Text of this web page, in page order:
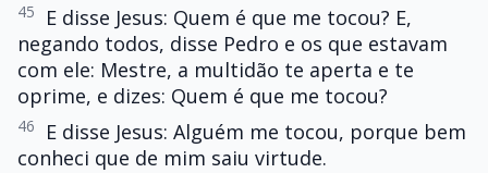
45
E disse Jesus: Quem é que me tocou? E,
negando todos, disse Pedro e os que estavam
com ele: Mestre, a multidão te aperta e te
oprime, e dizes: Quem é que me tocou?
46
E disse Jesus: Alguém me tocou, porque bem
conheci que de mim saiu virtude.